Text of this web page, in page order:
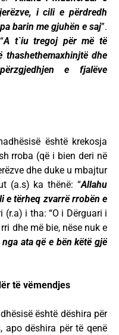
i cili e përdredh
barin me gjuhën e saj”.
A t`iu tregoj për më të
thashethemaxhinjtë dhe
e fjalëve
është krekosja
rroba (që i bien deri në
dhe duke u mbajtur
(a.s) ka thënë: “Allahu
e tërheq zvarrë rrobën e
(r.a) i tha: “O i Dërguari i
dhe më bie, nëse nuk e
ata që e bën këtë gjë
të vëmendjes
është dëshira për
apo dëshira për të qenë